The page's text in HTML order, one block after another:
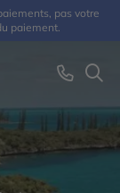
pas votre
paiement.